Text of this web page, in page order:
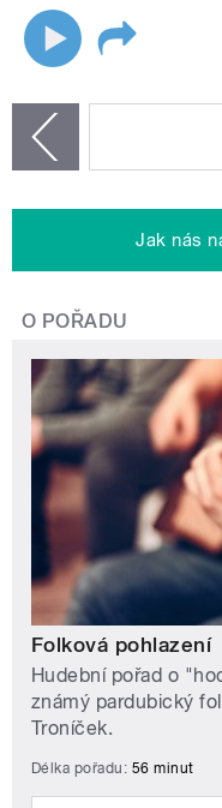
Jak nás
O POŘADU
Folková pohlazení
Hudební pořad o
známý pardubický
Troníček.
Délka pořadu: 56 minut